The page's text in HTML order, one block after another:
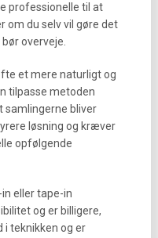
professionelle til at
om du selv vil gøre det
overveje.
et mere naturligt og
tilpasse metoden
samlingerne bliver
løsning og kræver
opfølgende
eller tape-in
og er billigere,
teknikken og er